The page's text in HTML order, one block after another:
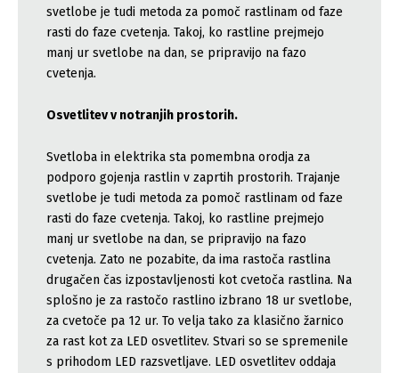
svetlobe je tudi metoda za pomoč rastlinam od faze
rasti do faze cvetenja. Takoj, ko rastline prejmejo
manj ur svetlobe na dan, se pripravijo na fazo
cvetenja.
Osvetlitev v notranjih prostorih.
Svetloba in elektrika sta pomembna orodja za
podporo gojenja rastlin v zaprtih prostorih. Trajanje
svetlobe je tudi metoda za pomoč rastlinam od faze
rasti do faze cvetenja. Takoj, ko rastline prejmejo
manj ur svetlobe na dan, se pripravijo na fazo
cvetenja. Zato ne pozabite, da ima rastoča rastlina
drugačen čas izpostavljenosti kot cvetoča rastlina. Na
splošno je za rastočo rastlino izbrano 18 ur svetlobe,
za cvetoče pa 12 ur. To velja tako za klasično žarnico
za rast kot za LED osvetlitev. Stvari so se spremenile
s prihodom LED razsvetljave. LED osvetlitev oddaja